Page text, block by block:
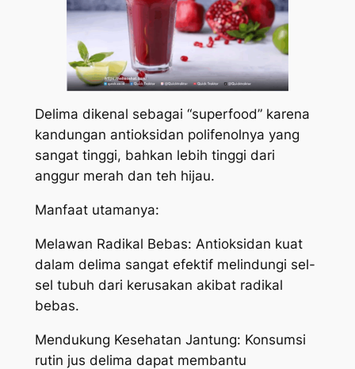
Delima dikenal sebagai “superfood” karena
kandungan antioksidan polifenolnya yang
sangat tinggi, bahkan lebih tinggi dari
anggur merah dan teh hijau.
Manfaat utamanya:
Melawan Radikal Bebas: Antioksidan kuat
dalam delima sangat efektif melindungi sel-
sel tubuh dari kerusakan akibat radikal
bebas.
Mendukung Kesehatan Jantung: Konsumsi
rutin jus delima dapat membantu